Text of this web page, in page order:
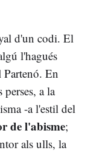
d'un codi. El
l'hagués
Partenó. En
a la
-a l'estil del
de l'abisme;
als ulls, la